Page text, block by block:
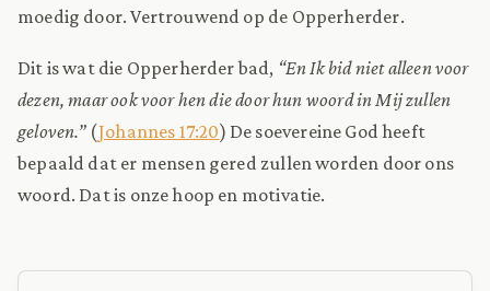
moedig door. Vertrouwend op de Opperherder.
Dit is wat die Opperherder bad, “En Ik bid niet alleen voor
dezen, maar ook voor hen die door hun woord in Mij zullen
geloven.”(Johannes 17:20) De soevereine God heeft
bepaald dat er mensen gered zullen worden door ons
woord. Dat is onze hoop en motivatie.